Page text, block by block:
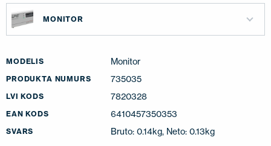
MONITOR
MODELIS Monitor
PRODUKTA NUMURS 735035
LVI KODS 7820328
EAN KODS 6410457350353
SVARS Bruto: 0.14kg, Neto: 0.13kg